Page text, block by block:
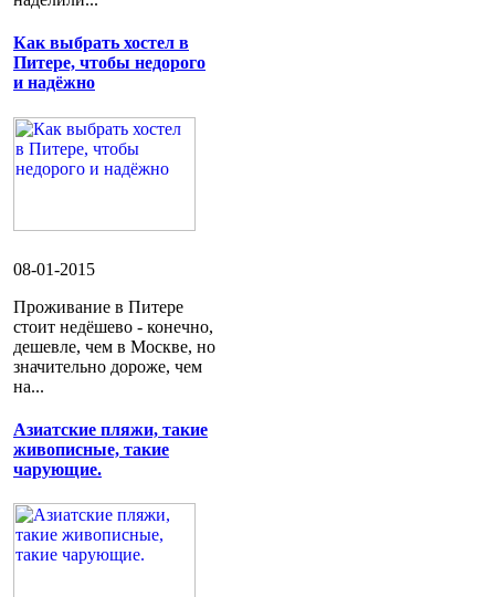
Как выбрать хостел в
Питере, чтобы недорого
и надёжно
08-01-2015
Проживание в Питере
стоит недёшево - конечно,
дешевле, чем в Москве, но
значительно дороже, чем
на...
Азиатские пляжи, такие
живописные, такие
чарующие.